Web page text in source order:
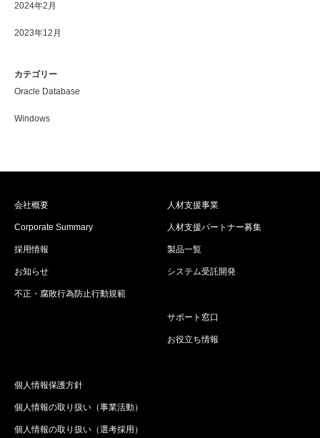
2024年2月
2023年12月
カテゴリー
Oracle Database
Windows
会社概要
Corporate Summary
採用情報
お知らせ
不正・腐敗行為防止行動規範
人材支援事業
人材支援パートナー募集
製品一覧
システム受託開発
サポート窓口
お役立ち情報
個人情報保護方針
個人情報の取り扱い（事業活動）
個人情報の取り扱い（選考採用）